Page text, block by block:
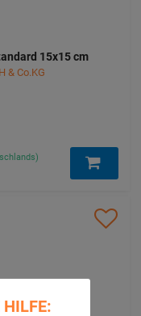
HILFE:
15x15 cm
& Co.KG